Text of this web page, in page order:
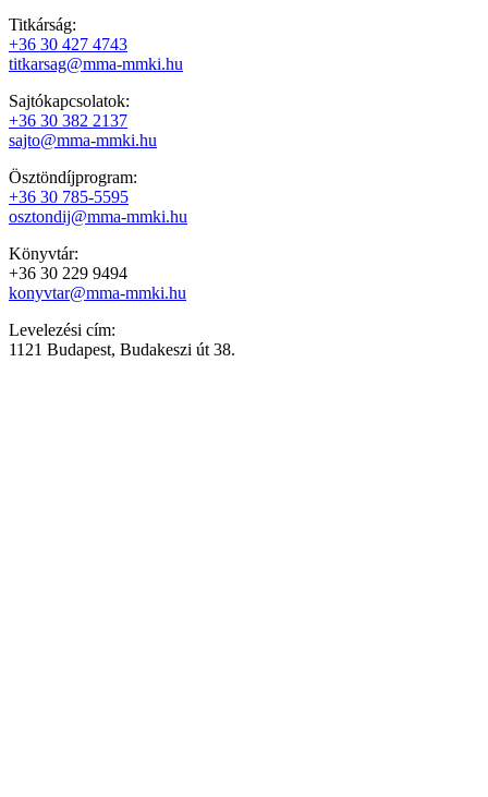
Titkárság:
+36 30 427 4743
titkarsag@mma-mmki.hu
Sajtókapcsolatok:
+36 30 382 2137
sajto@mma-mmki.hu
Ösztöndíjprogram:
+36 30 785-5595
osztondij@mma-mmki.hu
Könyvtár:
+36 30 229 9494
konyvtar@mma-mmki.hu
Levelezési cím:
1121 Budapest, Budakeszi út 38.